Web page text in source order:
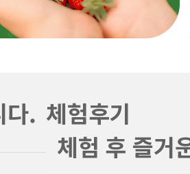
다. 체험후기
체험 후 즐거